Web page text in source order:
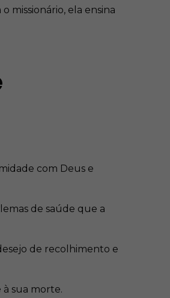
missionário, ela ensina
com Deus e
de saúde que a
de recolhimento e
sua morte.